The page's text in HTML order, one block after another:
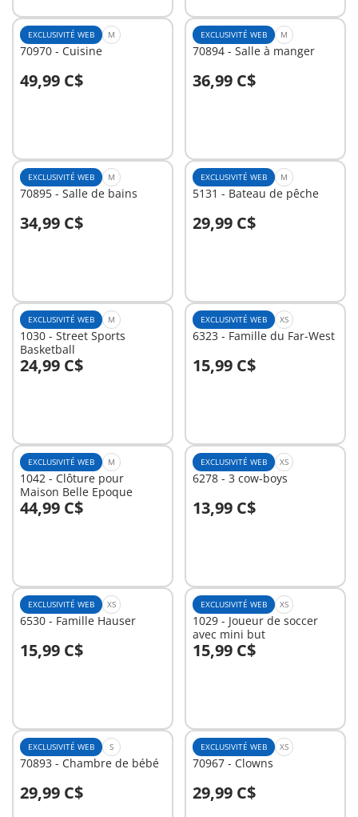
EXCLUSIVITÉ WEB M
70970 - Cuisine
49,99 C$
Au panier
EXCLUSIVITÉ WEB M
70894 - Salle à manger
36,99 C$
Au panier
EXCLUSIVITÉ WEB M
70895 - Salle de bains
34,99 C$
Au panier
EXCLUSIVITÉ WEB M
5131 - Bateau de pêche
29,99 C$
Au panier
EXCLUSIVITÉ WEB M
1030 - Street Sports
Basketball
24,99 C$
Au panier
EXCLUSIVITÉ WEB XS
6323 - Famille du Far-West
15,99 C$
Au panier
EXCLUSIVITÉ WEB M
1042 - Clôture pour
Maison Belle Epoque
44,99 C$
Au panier
EXCLUSIVITÉ WEB XS
6278 - 3 cow-boys
13,99 C$
Au panier
EXCLUSIVITÉ WEB XS
6530 - Famille Hauser
15,99 C$
Au panier
EXCLUSIVITÉ WEB XS
1029 - Joueur de soccer
avec mini but
15,99 C$
Au panier
EXCLUSIVITÉ WEB S
70893 - Chambre de bébé
29,99 C$
Au panier
EXCLUSIVITÉ WEB XS
70967 - Clowns
29,99 C$
Au panier